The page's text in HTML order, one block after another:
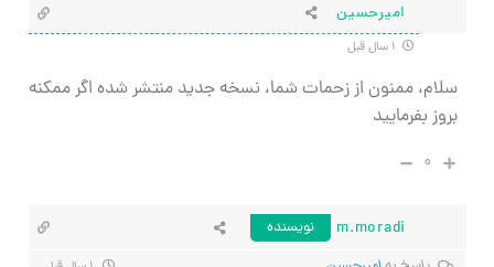
امیرحسین
سلام، ممنون از زحمات شما، نسخه جدید منتشر شده اگر ممکنه
بروز بفرمایید
۰
m.moradi
نویسنده